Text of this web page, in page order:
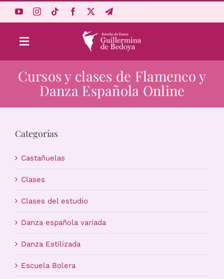
Toggle
Navigation
Aprende Online
Estudio
Carrito
Cursos y clases de Flamenco y
Danza Española Online
Categorías
Castañuelas
Clases
Clases del estudio
Danza española variada
Danza Estilizada
Escuela Bolera